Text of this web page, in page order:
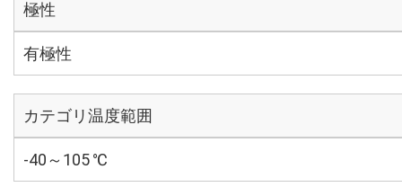
極性
有極性
カテゴリ温度範囲
-40～105 ℃